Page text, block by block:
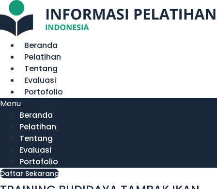
Lewati
ke
konten
Beranda
Pelatihan
Tentang
Evaluasi
Portofolio
Menu
Beranda
Pelatihan
Tentang
Evaluasi
Portofolio
Daftar Sekarang